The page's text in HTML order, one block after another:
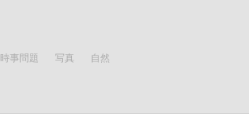
時事問題 写真 自然